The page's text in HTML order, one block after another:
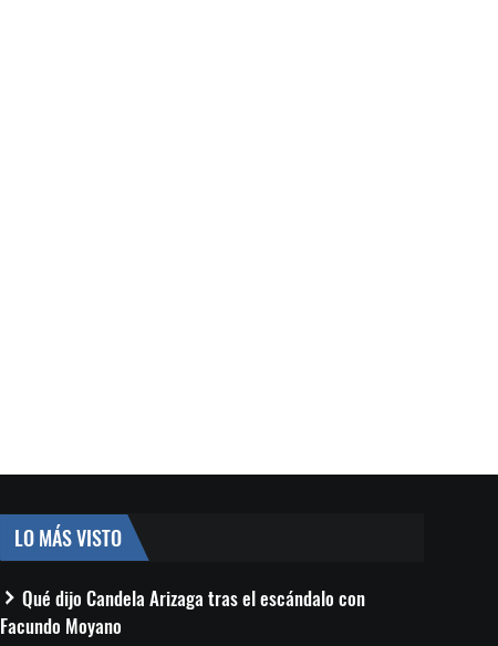
LO MÁS VISTO
Qué dijo Candela Arizaga tras el escándalo con
Facundo Moyano